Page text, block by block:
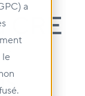
a
le
CRE